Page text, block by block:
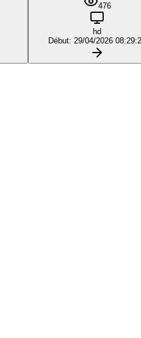
476
hd
Début: 29/04/2026